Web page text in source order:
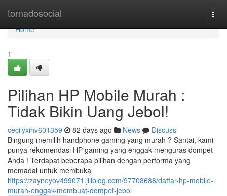
tornadosocial
Home
Home
1
Pilihan HP Mobile Murah :
Tidak Bikin Uang Jebol!
cecilyxihv601359 82 days ago News
Discuss
Bingung memilih handphone gaming yang murah ? Santai, kami
punya rekomendasi HP gaming yang enggak menguras dompet
Anda ! Terdapat beberapa pilihan dengan performa yang
memadai untuk membuka
https://zayneyov499071.jiliblog.com/97708688/daftar-hp-mobile-
murah-enggak-membuat-dompet-jebol